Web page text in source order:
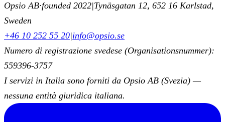
Opsio AB·founded 2022|Tynäsgatan 12, 652 16 Karlstad,
Sweden
+46 10 252 55 20|info@opsio.se
Numero di registrazione svedese (Organisationsnummer):
559396-3757
I servizi in Italia sono forniti da Opsio AB (Svezia) —
nessuna entità giuridica italiana.